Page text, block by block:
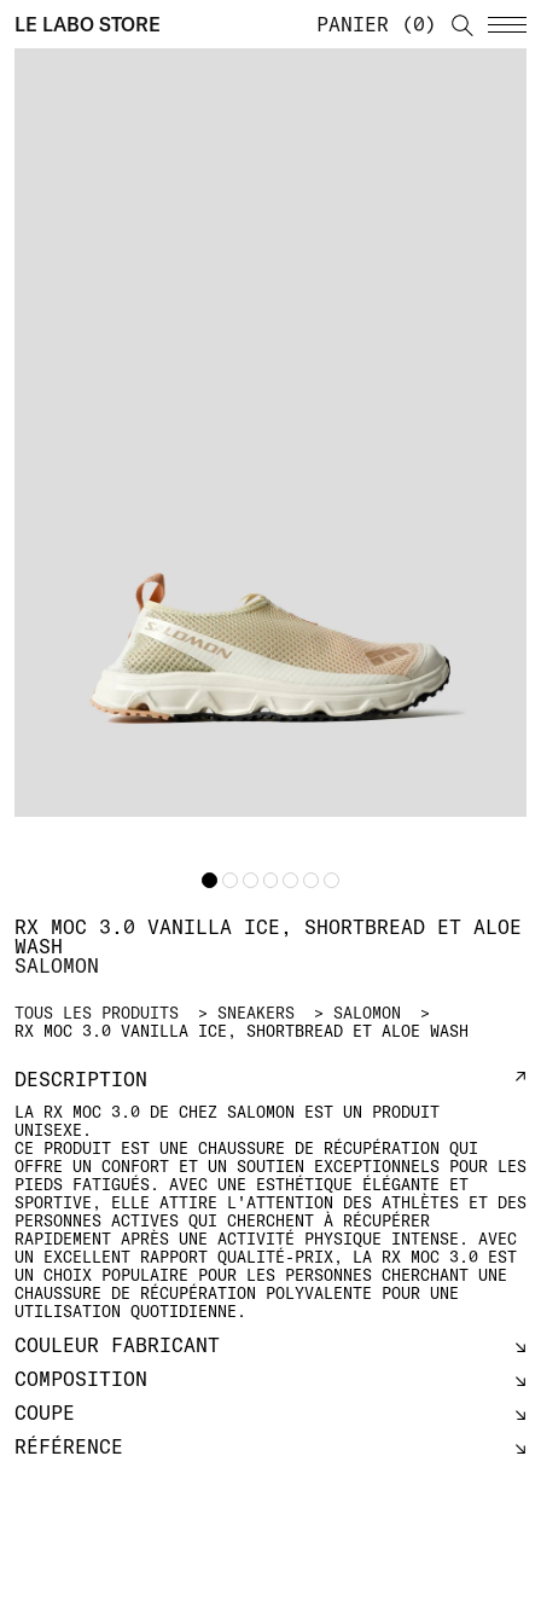
LE LABO STORE PANIER 0
TOUS LES PRODUITS SNEAKERS
SALOMON
RX MOC 3.0 VANILLA ICE, SHORTBREAD ET ALOE WASH
RX MOC 3.0 VANILLA ICE, SHORTBREAD ET ALOE
WASH
SALOMON
DESCRIPTION
LA RX MOC 3.0 DE CHEZ SALOMON EST UN PRODUIT
UNISEXE.
CE PRODUIT EST UNE CHAUSSURE DE RÉCUPÉRATION QUI
OFFRE UN CONFORT ET UN SOUTIEN EXCEPTIONNELS POUR LES
PIEDS FATIGUÉS. AVEC UNE ESTHÉTIQUE ÉLÉGANTE ET
SPORTIVE, ELLE ATTIRE L'ATTENTION DES ATHLÈTES ET DES
PERSONNES ACTIVES QUI CHERCHENT À RÉCUPÉRER
RAPIDEMENT APRÈS UNE ACTIVITÉ PHYSIQUE INTENSE. AVEC
UN EXCELLENT RAPPORT QUALITÉ-PRIX, LA RX MOC 3.0 EST
UN CHOIX POPULAIRE POUR LES PERSONNES CHERCHANT UNE
CHAUSSURE DE RÉCUPÉRATION POLYVALENTE POUR UNE
UTILISATION QUOTIDIENNE.
COULEUR FABRICANT
COMPOSITION
COUPE
RÉFÉRENCE